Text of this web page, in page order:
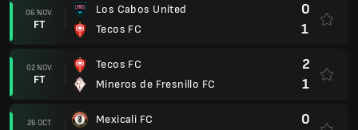
06 NOV.
FT
Los Cabos United
Tecos FC
0
1
02 NOV.
FT
Tecos FC
Mineros de Fresnillo FC
2
1
26 OCT.
Mexicali FC
0